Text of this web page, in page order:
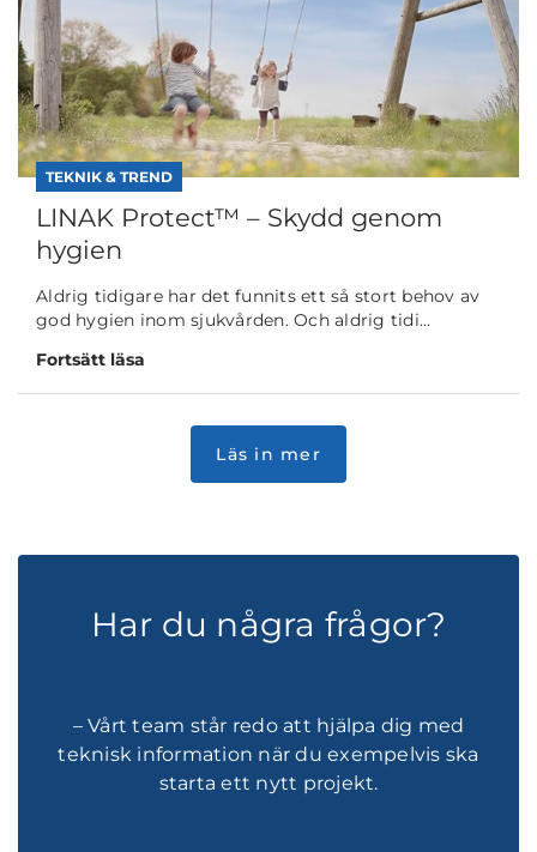
TEKNIK & TREND
LINAK Protect™ – Skydd genom
hygien
Aldrig tidigare har det funnits ett så stort behov av
god hygien inom sjukvården. Och aldrig tidi...
Fortsätt läsa
Har du några frågor?
– Vårt team står redo att hjälpa dig med
teknisk information när du exempelvis ska
starta ett nytt projekt.